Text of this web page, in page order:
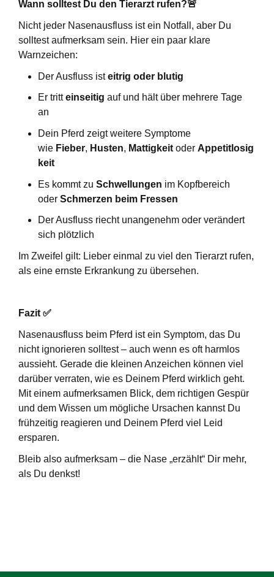
Wann solltest Du den Tierarzt rufen?🚨
Nicht jeder Nasenausfluss ist ein Notfall, aber Du
solltest aufmerksam sein. Hier ein paar klare
Warnzeichen:
Der Ausfluss ist eitrig oder blutig
Er tritt einseitig auf und hält über mehrere Tage
an
Dein Pferd zeigt weitere Symptome
wie Fieber, Husten, Mattigkeit oder Appetitlosig
keit
Es kommt zu Schwellungen im Kopfbereich
oder Schmerzen beim Fressen
Der Ausfluss riecht unangenehm oder verändert
sich plötzlich
Im Zweifel gilt: Lieber einmal zu viel den Tierarzt rufen,
als eine ernste Erkrankung zu übersehen.
Fazit ✅
Nasenausfluss beim Pferd ist ein Symptom, das Du
nicht ignorieren solltest – auch wenn es oft harmlos
aussieht. Gerade die kleinen Anzeichen können viel
darüber verraten, wie es Deinem Pferd wirklich geht.
Mit einem aufmerksamen Blick, dem richtigen Gespür
und dem Wissen um mögliche Ursachen kannst Du
frühzeitig reagieren und Deinem Pferd viel Leid
ersparen.
Bleib also aufmerksam – die Nase „erzählt“ Dir mehr,
als Du denkst!